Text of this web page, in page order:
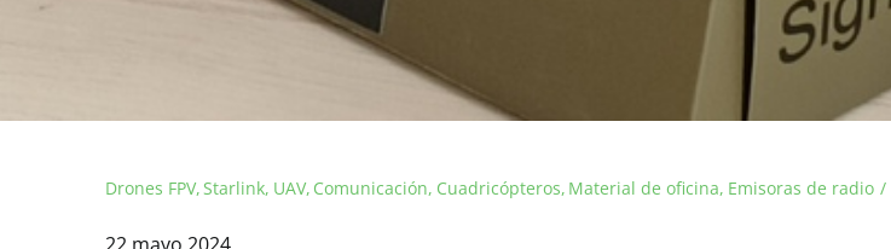
Drones FPV Starlink UAV Comunicación Cuadricópteros Material de oficina Emisoras de radio
22 mayo 2024